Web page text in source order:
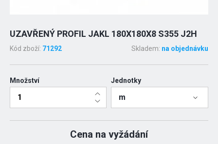
UZAVŘENÝ PROFIL JAKL 180X180X8 S355 J2H
Kód zboží: 71292 Skladem: na objednávku
Množství Jednotky
m
Cena na vyžádání